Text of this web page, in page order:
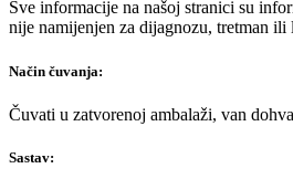
Sve informacije na našoj stranici su
nije namijenjen za dijagnozu, tretman ili
Način čuvanja:
Čuvati u zatvorenoj ambalaži, van
Sastav: